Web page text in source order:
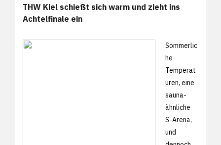
THW Kiel schießt sich warm und zieht ins
Achtelfinale ein
Sommerlic
he
Temperat
uren, eine
sauna-
ähnliche
S-Arena,
und